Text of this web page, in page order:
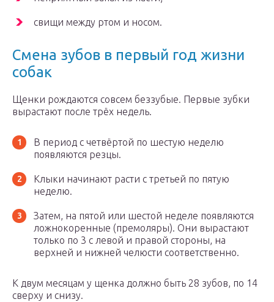
свищи между ртом и носом.
Смена зубов в первый год жизни
собак
Щенки рождаются совсем беззубые. Первые зубки
вырастают после трёх недель.
В период с четвёртой по шестую неделю
появляются резцы.
Клыки начинают расти с третьей по пятую
неделю.
Затем, на пятой или шестой неделе появляются
ложнокоренные (премоляры). Они вырастают
только по 3 с левой и правой стороны, на
верхней и нижней челюсти соответственно.
К двум месяцам у щенка должно быть 28 зубов, по 14
сверху и снизу.